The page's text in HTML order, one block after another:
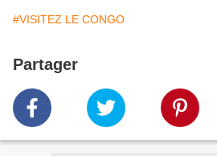
#VISITEZ LE CONGO
Partager